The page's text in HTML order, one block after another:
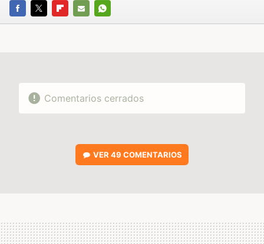
FACEBOOK
TWITTERFLIPBOARD
E-
WHATSAPP
Comentarios cerrados
VER49 COMENTARIOS